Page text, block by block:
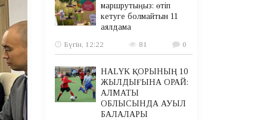
маршрутыңыз: өтіп
кетуге болмайтын 11
аялдама
Бүгін, 12:22
81 0
HALYK ҚОРЫНЫҢ 10
ЖЫЛДЫҒЫНА ОРАЙ:
АЛМАТЫ
ОБЛЫСЫНДА АУЫЛ
БАЛАЛАРЫ